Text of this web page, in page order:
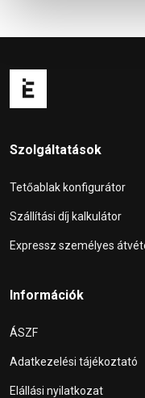
Szolgáltatások
Tetőablak konfigurátor
Szállítási díj kalkulátor
Expressz személyes
Információk
ÁSZF
Adatkezelési tájékoztató
Elállási nyilatkozat